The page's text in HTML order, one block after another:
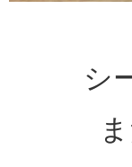
シ